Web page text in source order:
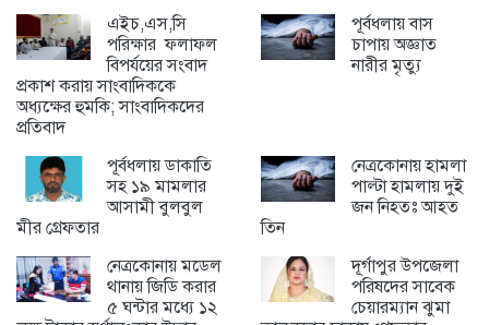
এইচ,এস,সি
পরিক্ষার ফলাফল
বিপর্যয়ের সংবাদ
প্রকাশ করায় সাংবাদিককে
অধ্যক্ষের হুমকি; সাংবাদিকদের
প্রতিবাদ
পূর্বধলায় বাস
চাপায় অজ্ঞাত
নারীর মৃত্যু
পূর্বধলায় ডাকাতি
সহ ১৯ মামলার
আসামী বুলবুল
মীর গ্রেফতার
নেত্রকোনায় হামলা
পাল্টা হামলায় দুই
জন নিহতঃ আহত
তিন
নেত্রকোনায় মডেল
থানায় জিডি করার
৫ ঘন্টার মধ্যে ১২
দূর্গাপুর উপজেলা
পরিষদের সাবেক
চেয়ারম্যান ঝুমা